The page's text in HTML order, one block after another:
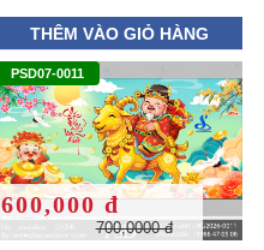
THÊM VÀO GIỎ HÀNG
PSD07-0011
600,000 đ
700,0000 đ